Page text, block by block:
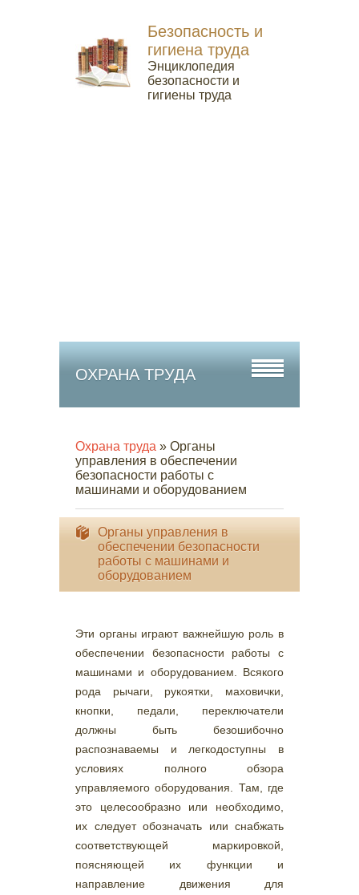
Безопасность и
гигиена труда
Энциклопедия
безопасности и
гигиены труда
ОХРАНА ТРУДА
Охрана труда » Органы
управления в обеспечении
безопасности работы с
машинами и оборудованием
Органы управления в
обеспечении безопасности
работы с машинами и
оборудованием
Эти органы играют важнейшую роль в
обеспечении безопасности работы с
машинами и оборудованием. Всякого
рода рычаги, рукоятки, маховички,
кнопки, педали, переключатели
должны быть безошибочно
распознаваемы и легкодоступны в
условиях полного обзора
управляемого оборудования. Там, где
это целесообразно или необходимо,
их следует обозначать или снабжать
соответствующей маркировкой,
поясняющей их функции и
направление движения для